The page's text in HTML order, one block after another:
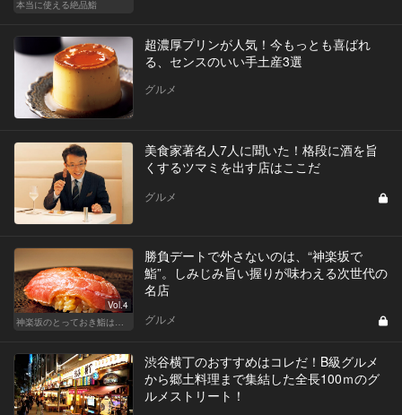
本当に使える絶品鮨
超濃厚プリンが人気！今もっとも喜ばれ
る、センスのいい手土産3選
グルメ
美食家著名人7人に聞いた！格段に酒を旨
くするツマミを出す店はここだ
グルメ
Vol.4
神楽坂のとっておき鮨は、ふたりだけの秘密
勝負デートで外さないのは、“神楽坂で
鮨”。しみじみ旨い握りが味わえる次世代の
名店
グルメ
渋谷横丁のおすすめはコレだ！B級グルメ
から郷土料理まで集結した全長100ｍのグ
ルメストリート！